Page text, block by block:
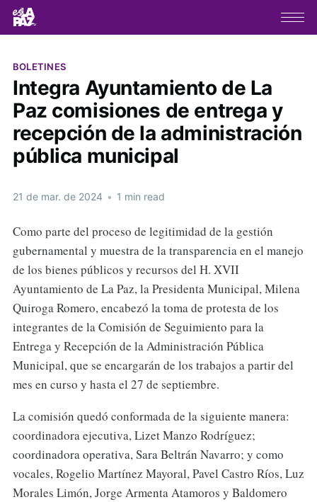
BOLETINES
Integra Ayuntamiento de La
Paz comisiones de entrega y
recepción de la administración
pública municipal
21 de mar. de 2024 • 1 min read
Como parte del proceso de legitimidad de la gestión
gubernamental y muestra de la transparencia en el manejo
de los bienes públicos y recursos del H. XVII
Ayuntamiento de La Paz, la Presidenta Municipal, Milena
Quiroga Romero, encabezó la toma de protesta de los
integrantes de la Comisión de Seguimiento para la
Entrega y Recepción de la Administración Pública
Municipal, que se encargarán de los trabajos a partir del
mes en curso y hasta el 27 de septiembre.
La comisión quedó conformada de la siguiente manera:
coordinadora ejecutiva, Lizet Manzo Rodríguez;
coordinadora operativa, Sara Beltrán Navarro; y como
vocales, Rogelio Martínez Mayoral, Pavel Castro Ríos, Luz
Morales Limón, Jorge Armenta Atamoros y Baldomero